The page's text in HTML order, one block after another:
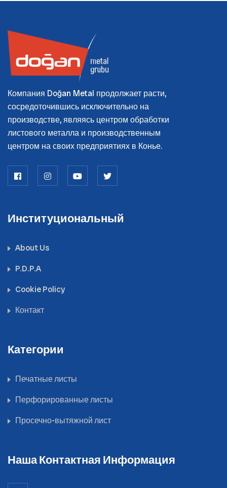
Компания Doğan Metal продолжает расти,
сосредоточившись исключительно на
производстве, являясь центром обработки
листового металла и производственным
центром на своих предприятиях в Конье.
Институциональный
About Us
P.D.P.A
Cookie Policy
Контакт
Категории
Печатные листы
Перфорированные листы
Просечно-вытяжной лист
Наша Контактная Информация